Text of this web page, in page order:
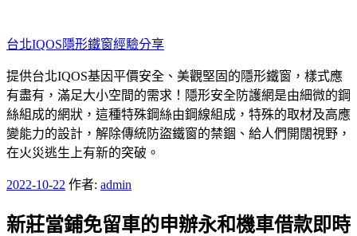
至
主
要
內
容
台北IQOS隱形鐵窗經驗分享
提供台北IQOS基因平價安全、美觀堅固的隱形鐵窗，樣式應
有盡有，滿足大小空間的需求！隱形安全防護網是由細微的鋼
絲組成的網狀，這種特殊鋼絲由鋼線組成，特殊的取材及高應
變能力的設計，解除傳統防盜鐵窗的禁錮、給人們開闊視野，
在火災逃生上有新的突破。
發
於
2022-10-22 作者: admin
新莊當鋪免留車的申辦永和機車借款即時